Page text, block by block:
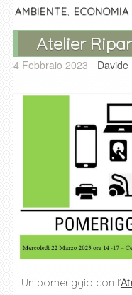
k
AMBIENTE,
Atelier
4 Febbraio 2023 Davide
Un pomeriggio con l’